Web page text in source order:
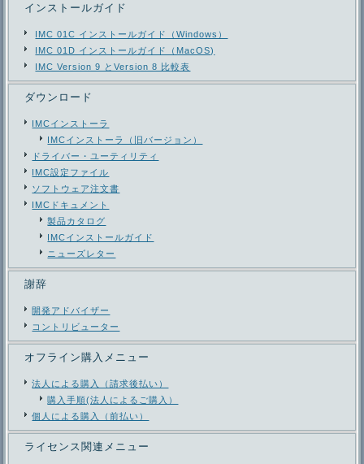
インストールガイド
IMC 01C インストールガイド（Windows）
IMC 01D インストールガイド（MacOS)
IMC Version 9 とVersion 8 比較表
ダウンロード
IMCインストーラ
IMCインストーラ（旧バージョン）
ドライバー・ユーティリティ
IMC設定ファイル
ソフトウェア注文書
IMCドキュメント
製品カタログ
IMCインストールガイド
ニューズレター
謝辞
開発アドバイザー
コントリビューター
オフライン購入メニュー
法人による購入（請求後払い）
購入手順(法人によるご購入）
個人による購入（前払い）
ライセンス関連メニュー